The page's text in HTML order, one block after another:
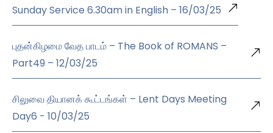
Sunday Service 6.30am in English – 16/03/25
புதன்கிழமை வேத பாடம் – The Book of ROMANS –
Part49 – 12/03/25
சிலுவை தியானக் கூட்டங்கள் – Lent Days Meeting
Day6 - 10/03/25